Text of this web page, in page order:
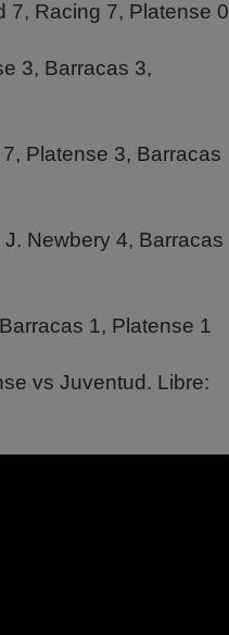
7, Racing 7, Platense 0
3, Barracas 3,
Platense 3, Barracas
Newbery 4, Barracas
1, Platense 1
vs Juventud. Libre: